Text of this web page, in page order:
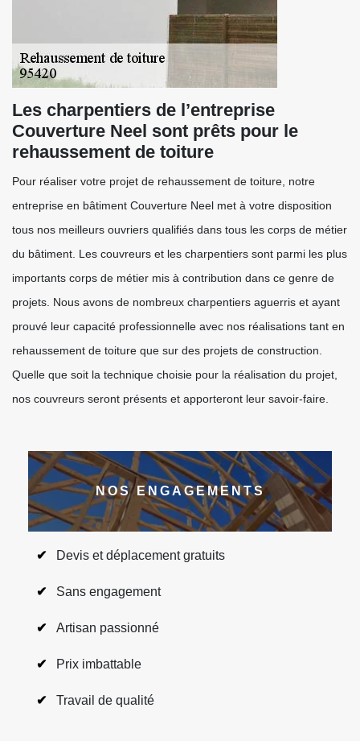
Les charpentiers de l’entreprise
Couverture Neel sont prêts pour le
rehaussement de toiture
Pour réaliser votre projet de rehaussement de toiture, notre
entreprise en bâtiment Couverture Neel met à votre disposition
tous nos meilleurs ouvriers qualifiés dans tous les corps de métier
du bâtiment. Les couvreurs et les charpentiers sont parmi les plus
importants corps de métier mis à contribution dans ce genre de
projets. Nous avons de nombreux charpentiers aguerris et ayant
prouvé leur capacité professionnelle avec nos réalisations tant en
rehaussement de toiture que sur des projets de construction.
Quelle que soit la technique choisie pour la réalisation du projet,
nos couvreurs seront présents et apporteront leur savoir-faire.
NOS ENGAGEMENTS
Devis et déplacement gratuits
Sans engagement
Artisan passionné
Prix imbattable
Travail de qualité